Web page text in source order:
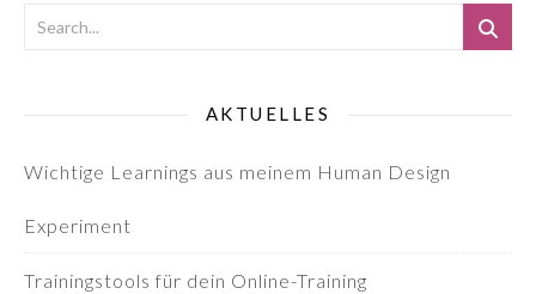
AKTUELLES
Wichtige Learnings aus meinem Human Design
Experiment
Trainingstools für dein Online-Training